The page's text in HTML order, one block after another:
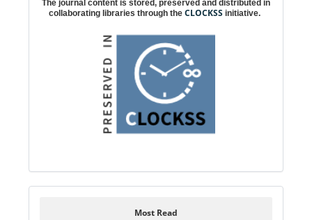
The journal content is stored, preserved and distributed in
collaborating libraries through the CLOCKSS initiative.
Most Read